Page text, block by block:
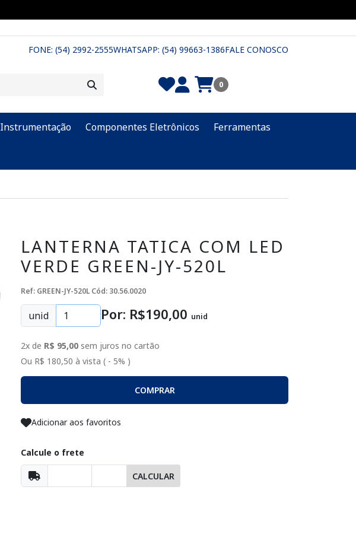
FONE: (54) 2992-2555WHATSAPP: (54) 99663-1386FALE CONOSCO
0
Instrumentação Componentes Eletrônicos Ferramentas
LANTERNA TATICA COM LED
VERDE GREEN-JY-520L
Ref: GREEN-JY-520L Cód: 30.56.0020
unid Por: R$190,00 unid
2x de R$ 95,00 sem juros no cartão
Ou R$ 180,50 à vista ( - 5% )
COMPRAR
Adicionar aos favoritos
Calcule o frete
CALCULAR